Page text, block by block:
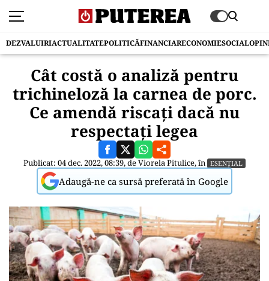
DEZVALUIRIACTUALITATEPOLITICĂFINANCIARECONOMIESOCIAL
Cât costă o analiză pentru
trichineloză la carnea de porc.
Ce amendă riscați dacă nu
respectați legea
Publicat: 04 dec. 2022, 08:39, deViorela Pitulice, în ESENȚIAL
Adaugă-ne ca sursă preferată în Google